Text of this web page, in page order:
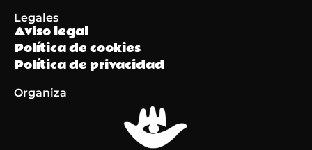
Legales
Aviso legal
Política de cookies
Política de privacidad
Organiza